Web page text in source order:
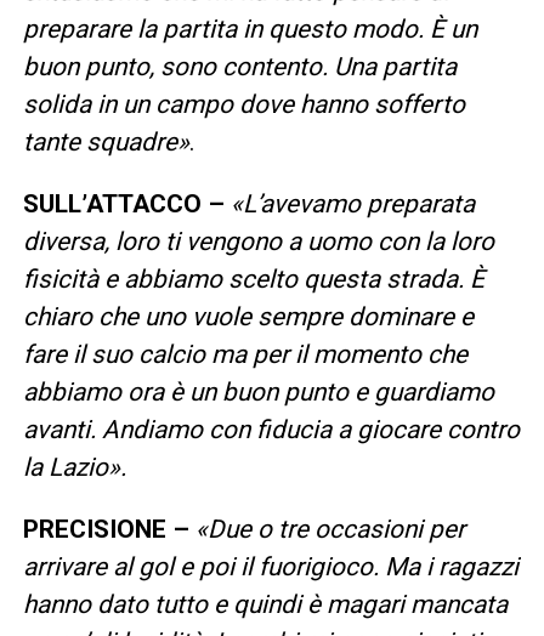
preparare la partita in questo modo. È un
buon punto, sono contento. Una partita
solida in un campo dove hanno sofferto
tante squadre».
SULL’ATTACCO – «L’avevamo preparata
diversa, loro ti vengono a uomo con la loro
fisicità e abbiamo scelto questa strada. È
chiaro che uno vuole sempre dominare e
fare il suo calcio ma per il momento che
abbiamo ora è un buon punto e guardiamo
avanti. Andiamo con fiducia a giocare contro
la Lazio».
PRECISIONE – «Due o tre occasioni per
arrivare al gol e poi il fuorigioco. Ma i ragazzi
hanno dato tutto e quindi è magari mancata